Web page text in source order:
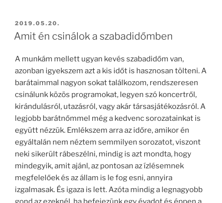
BEKÜLDVE:
2019.05.20.
Amit én csinálok a szabadidőmben
A munkám mellett ugyan kevés szabadidőm van,
azonban igyekszem azt a kis időt is hasznosan tölteni. A
barátaimmal nagyon sokat találkozom, rendszeresen
csinálunk közös programokat, legyen szó koncertről,
kirándulásról, utazásról, vagy akár társasjátékozásról. A
legjobb barátnőmmel még a kedvenc sorozatainkat is
együtt nézzük. Emlékszem arra az időre, amikor én
egyáltalán nem néztem semmilyen sorozatot, viszont
neki sikerült rábeszélni, mindig is azt mondta, hogy
mindegyik, amit ajánl, az pontosan az ízlésemnek
megfelelőek és az állam is le fog esni, annyira
izgalmasak. És igaza is lett. Azóta mindig a legnagyobb